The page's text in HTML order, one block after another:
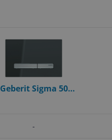
Geberit Sigma 50
Chroom
-